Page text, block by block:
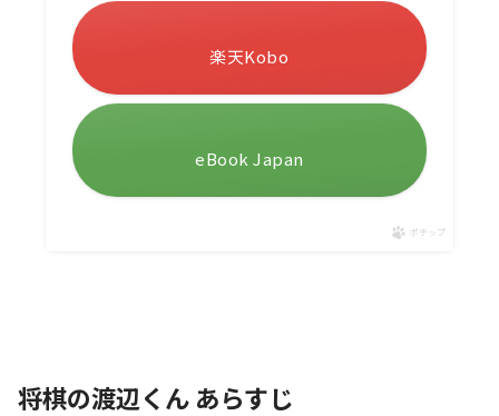
楽天Kobo
eBook Japan
ポチップ
将棋の渡辺くん あらすじ